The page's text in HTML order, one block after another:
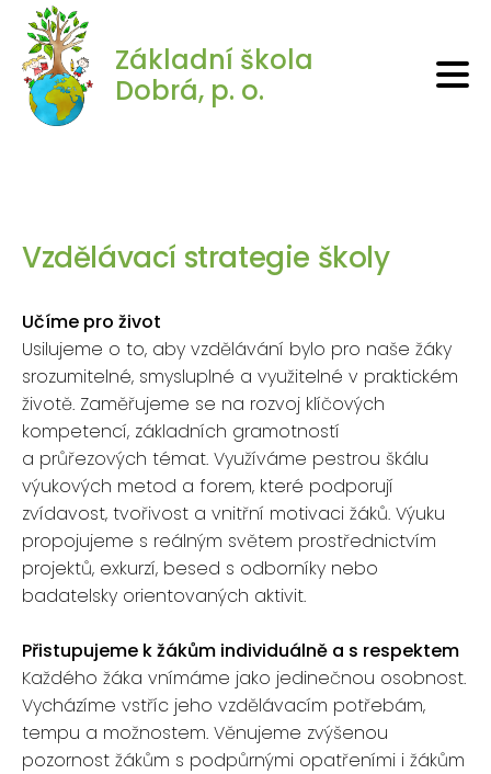
Základní škola
Dobrá, p. o.
Vzdělávací strategie školy
Učíme pro život
Usilujeme o to, aby vzdělávání bylo pro naše žáky
srozumitelné, smysluplné a využitelné v praktickém
životě. Zaměřujeme se na rozvoj klíčových
kompetencí, základních gramotností
a průřezových témat. Využíváme pestrou škálu
výukových metod a forem, které podporují
zvídavost, tvořivost a vnitřní motivaci žáků. Výuku
propojujeme s reálným světem prostřednictvím
projektů, exkurzí, besed s odborníky nebo
badatelsky orientovaných aktivit.
Přistupujeme k žákům individuálně a s respektem
Každého žáka vnímáme jako jedinečnou osobnost.
Vycházíme vstříc jeho vzdělávacím potřebám,
tempu a možnostem. Věnujeme zvýšenou
pozornost žákům s podpůrnými opatřeními i žákům